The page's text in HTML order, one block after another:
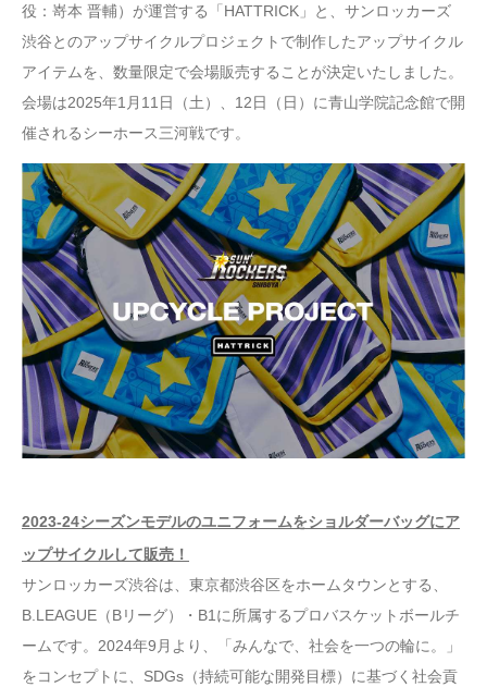
役：嵜本 晋輔）が運営する「HATTRICK」と、サンロッカーズ
渋谷とのアップサイクルプロジェクトで制作したアップサイクル
アイテムを、数量限定で会場販売することが決定いたしました。
会場は2025年1月11日（土）、12日（日）に青山学院記念館で開
催されるシーホース三河戦です。
2023-24シーズンモデルのユニフォームをショルダーバッグにア
ップサイクルして販売！
サンロッカーズ渋谷は、東京都渋谷区をホームタウンとする、
B.LEAGUE（Bリーグ）・B1に所属するプロバスケットボールチ
ームです。2024年9月より、「みんなで、社会を一つの輪に。」
をコンセプトに、SDGs（持続可能な開発目標）に基づく社会貢